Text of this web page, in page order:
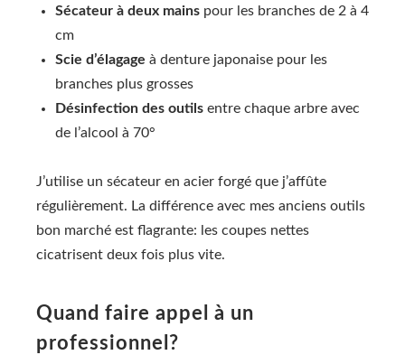
Sécateur à deux mains pour les branches de 2 à 4
cm
Scie d’élagage à denture japonaise pour les
branches plus grosses
Désinfection des outils entre chaque arbre avec
de l’alcool à 70°
J’utilise un sécateur en acier forgé que j’affûte
régulièrement. La différence avec mes anciens outils
bon marché est flagrante: les coupes nettes
cicatrisent deux fois plus vite.
Quand faire appel à un
professionnel?